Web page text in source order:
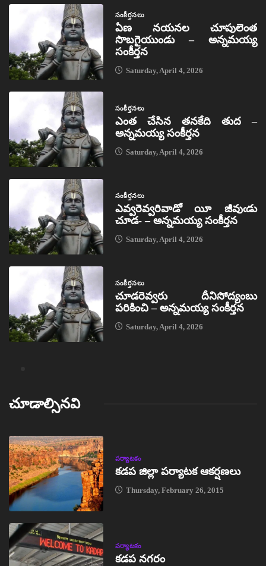
సంకీర్తనలు
ఏణ నయనల చూపులెంత
సొబగైయుండు – అన్నమయ్య
సంకీర్తన
Saturday, April 4, 2026
సంకీర్తనలు
ఎంత చేసిన తనకేది తుద –
అన్నమయ్య సంకీర్తన
Saturday, April 4, 2026
సంకీర్తనలు
ఎవ్వరెవ్వరివాడో యీ జీవుఁడు
చూడ- – అన్నమయ్య సంకీర్తన
Saturday, April 4, 2026
సంకీర్తనలు
చూడరెవ్వరు దీనిసోద్యంబు
పరికించి – అన్నమయ్య సంకీర్తన
Saturday, April 4, 2026
చూడాల్సినవి
పర్యాటకం
కడప జిల్లా పర్యాటక ఆకర్షణలు
Thursday, February 26, 2015
పర్యాటకం
కడప నగరం